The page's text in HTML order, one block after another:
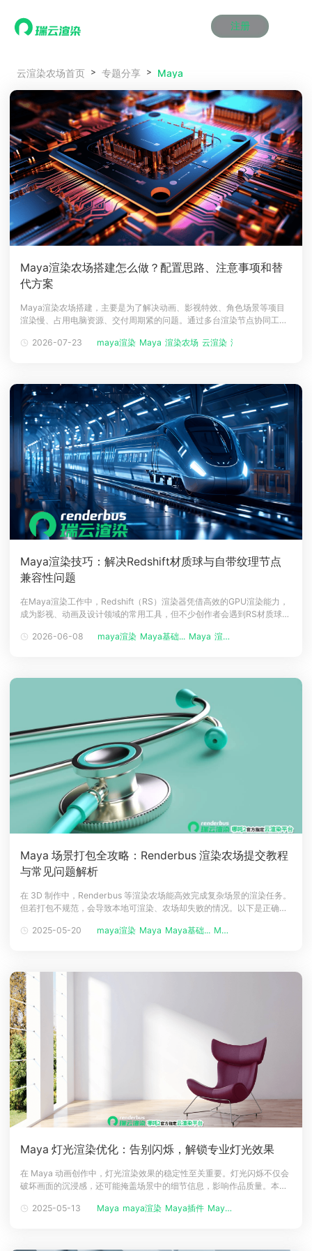
注册
产品服务
效果图渲染
云渲染管理系统
瑞兔百宝箱
AI视频插帧
效果图渲染
云渲染管理系统
瑞兔百宝箱
AI视频插帧
效果图渲染
云渲染管理系统
瑞兔百宝箱
AI视频插帧
效果图渲染
云渲染管理系统
瑞兔百宝箱
AI视频插帧
效果图渲染
云渲染管理系统
瑞兔百宝箱
AI视频插帧
效果图渲染
云渲染管理系统
瑞兔百宝箱
AI视频插帧
解决方案
Maya云渲染方案
3ds Max云渲染方案
Cinema 4D云渲染方案
Blender 云渲染方案
Maya AI渲染方案
Maya云渲染方案
3ds Max云渲染方案
Cinema 4D云渲染方案
Blender 云渲染方案
Maya AI渲染方案
Maya云渲染方案
3ds Max云渲染方案
Cinema 4D云渲染方案
Blender 云渲染方案
Maya AI渲染方案
Maya云渲染方案
3ds Max云渲染方案
Cinema 4D云渲染方案
Blender 云渲染方案
Maya AI渲染方案
Maya云渲染方案
3ds Max云渲染方案
Cinema 4D云渲染方案
Blender 云渲染方案
Maya AI渲染方案
Maya云渲染方案
3ds Max云渲染方案
Cinema 4D云渲染方案
Blender 云渲染方案
Maya AI渲染方案
价格
动画价格
效果图价格
云制作价格
动画价格
效果图价格
云制作价格
动画价格
效果图价格
云制作价格
动画价格
效果图价格
云制作价格
动画价格
效果图价格
云制作价格
动画价格
效果图价格
云制作价格
案例
资讯&赛事
新闻资讯
渲染百科
渲染大赛
泛CG交流会
新闻资讯
渲染百科
渲染大赛
泛CG交流会
新闻资讯
渲染百科
渲染大赛
泛CG交流会
新闻资讯
渲染百科
渲染大赛
泛CG交流会
新闻资讯
渲染百科
渲染大赛
泛CG交流会
新闻资讯
渲染百科
渲染大赛
泛CG交流会
特惠专区
青云平台
教育优惠
青云平台
教育优惠
青云平台
教育优惠
青云平台
教育优惠
青云平台
教育优惠
青云平台
教育优惠
登录
云渲染农场首页 专题分享 Maya
Maya渲染农场搭建怎么做？配置思路、注意事项和替
代方案
Maya渲染农场搭建，主要是为了解决动画、影视特效、角色场景等项目
渲染慢、占用电脑资源、交付周期紧的问题。通过多台渲染节点协同工
率。一、Maya渲染农场是什么？Maya渲染农场可以理解为一套专门服务
2026-07-23 maya渲染 Maya 渲染农场 云渲染
Maya渲染技巧：解决Redshift材质球与自带纹理节点
兼容性问题
在Maya渲染工作中，Redshift（RS）渲染器凭借高效的GPU渲染能力，
成为影视、动画及设计领域的常用工具，但不少创作者会遇到RS材质球无
瑞云渲染农场结合多年行业实操经验，为大家科普精准解决该兼容性问题
2026-06-08 maya渲染 Maya基础... Maya 渲染农场
Maya 场景打包全攻略：Renderbus 渲染农场提交教程
与常见问题解析
在 3D 制作中，Renderbus 等渲染农场能高效完成复杂场景的渲染任务。
但若打包不规范，会导致本地可渲染、农场却失败的情况。以下是正确打
集资产&bull; 在 Maya 中打开场景文件，检查所有模型、材质、纹理、动
2025-05-20 maya渲染 Maya Maya基础... Maya使用...
Maya 灯光渲染优化：告别闪烁，解锁专业灯光效果
在 Maya 动画创作中，灯光渲染效果的稳定性至关重要。灯光闪烁不仅会
破坏画面的沉浸感，还可能掩盖场景中的细节信息，影响作品质量。本文
在 Maya 渲染过程中实现流畅、稳定的灯光效果。一、灯光闪烁的原因分
2025-05-13 Maya maya渲染 Maya插件 Maya基础...